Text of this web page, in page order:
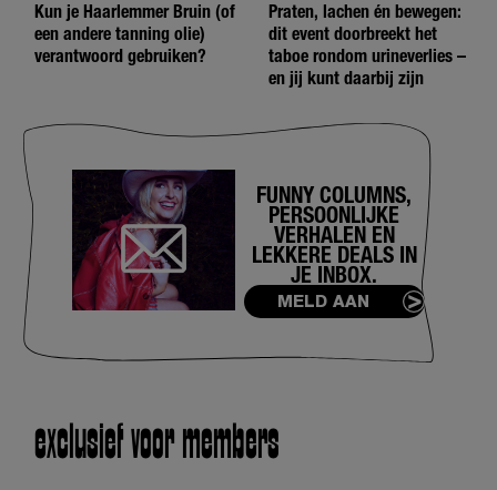
Kun je Haarlemmer Bruin (of
een andere tanning olie)
verantwoord gebruiken?
Praten, lachen én bewegen:
dit event doorbreekt het
taboe rondom urineverlies –
en jij kunt daarbij zijn
FUNNY COLUMNS,
PERSOONLIJKE
VERHALEN EN
LEKKERE DEALS IN
JE INBOX.
MELD AAN
exclusief voor members